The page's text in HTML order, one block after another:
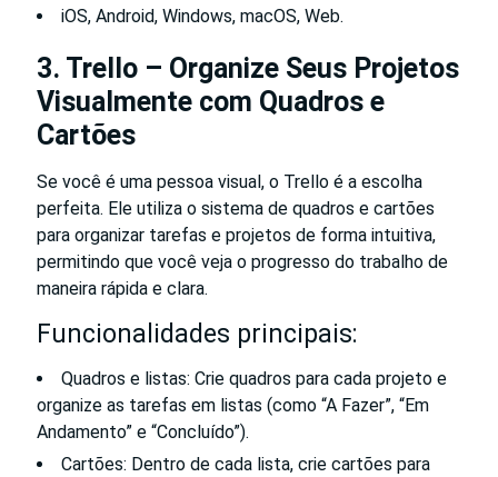
iOS, Android, Windows, macOS, Web.
3. Trello – Organize Seus Projetos
Visualmente com Quadros e
Cartões
Se você é uma pessoa visual, o Trello é a escolha
perfeita. Ele utiliza o sistema de quadros e cartões
para organizar tarefas e projetos de forma intuitiva,
permitindo que você veja o progresso do trabalho de
maneira rápida e clara.
Funcionalidades principais:
Quadros e listas: Crie quadros para cada projeto e
organize as tarefas em listas (como “A Fazer”, “Em
Andamento” e “Concluído”).
Cartões: Dentro de cada lista, crie cartões para